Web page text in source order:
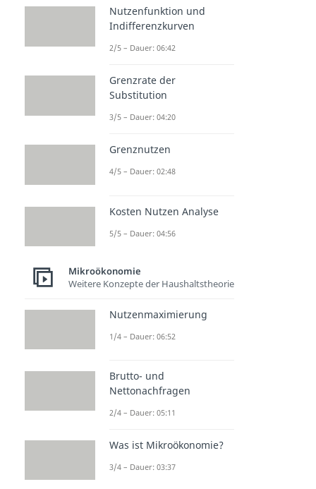
Nutzenfunktion und
Indifferenzkurven
2/5 – Dauer: 06:42
Grenzrate der
Substitution
3/5 – Dauer: 04:20
Grenznutzen
4/5 – Dauer: 02:48
Kosten Nutzen Analyse
5/5 – Dauer: 04:56
Mikroökonomie
Weitere Konzepte der Haushaltstheorie
Nutzenmaximierung
1/4 – Dauer: 06:52
Brutto- und
Nettonachfragen
2/4 – Dauer: 05:11
Was ist Mikroökonomie?
3/4 – Dauer: 03:37